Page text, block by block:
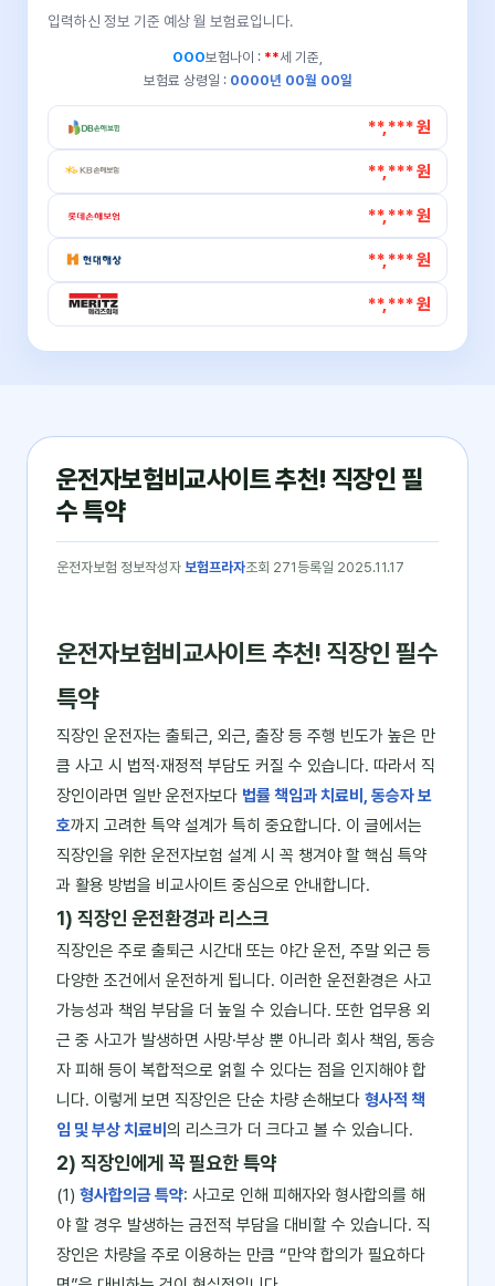
입력하신 정보 기준 예상 월 보험료입니다.
OOO보험나이 : **세 기준,
보험료 상령일 : 0000년 00월 00일
**,*** 원
**,*** 원
**,*** 원
**,*** 원
**,*** 원
운전자보험비교사이트 추천! 직장인 필
수 특약
운전자보험 정보작성자 보험프라자조회 271 등록일 2025.11.17
운전자보험비교사이트 추천! 직장인 필수
특약
직장인 운전자는 출퇴근, 외근, 출장 등 주행 빈도가 높은 만
큼 사고 시 법적·재정적 부담도 커질 수 있습니다. 따라서 직
장인이라면 일반 운전자보다 법률 책임과 치료비, 동승자 보
호까지 고려한 특약 설계가 특히 중요합니다. 이 글에서는
직장인을 위한 운전자보험 설계 시 꼭 챙겨야 할 핵심 특약
과 활용 방법을 비교사이트 중심으로 안내합니다.
1) 직장인 운전환경과 리스크
직장인은 주로 출퇴근 시간대 또는 야간 운전, 주말 외근 등
다양한 조건에서 운전하게 됩니다. 이러한 운전환경은 사고
가능성과 책임 부담을 더 높일 수 있습니다. 또한 업무용 외
근 중 사고가 발생하면 사망·부상 뿐 아니라 회사 책임, 동승
자 피해 등이 복합적으로 얽힐 수 있다는 점을 인지해야 합
니다. 이렇게 보면 직장인은 단순 차량 손해보다 형사적 책
임 및 부상 치료비 의 리스크가 더 크다고 볼 수 있습니다.
2) 직장인에게 꼭 필요한 특약
(1) 형사합의금 특약: 사고로 인해 피해자와 형사합의를 해
야 할 경우 발생하는 금전적 부담을 대비할 수 있습니다. 직
장인은 차량을 주로 이용하는 만큼 “만약 합의가 필요하다